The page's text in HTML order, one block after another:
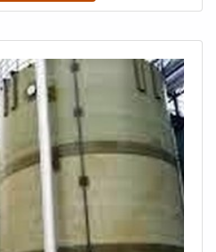
o PRFV se